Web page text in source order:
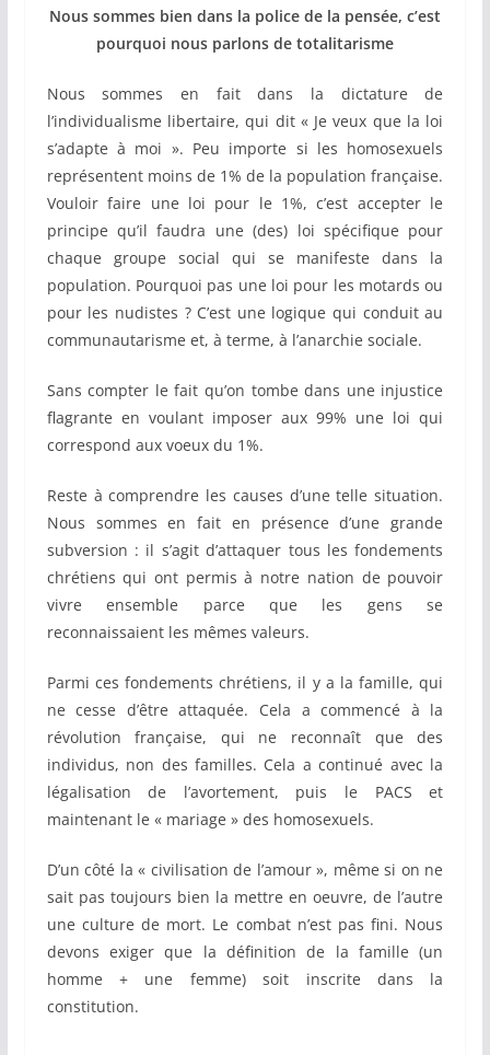
Nous sommes bien dans la police de la pensée, c’est
pourquoi nous parlons de totalitarisme
Nous sommes en fait dans la dictature de
l’individualisme libertaire, qui dit « Je veux que la loi
s’adapte à moi ». Peu importe si les homosexuels
représentent moins de 1% de la population française.
Vouloir faire une loi pour le 1%, c’est accepter le
principe qu’il faudra une (des) loi spécifique pour
chaque groupe social qui se manifeste dans la
population. Pourquoi pas une loi pour les motards ou
pour les nudistes ? C’est une logique qui conduit au
communautarisme et, à terme, à l’anarchie sociale.
Sans compter le fait qu’on tombe dans une injustice
flagrante en voulant imposer aux 99% une loi qui
correspond aux voeux du 1%.
Reste à comprendre les causes d’une telle situation.
Nous sommes en fait en présence d’une grande
subversion : il s’agit d’attaquer tous les fondements
chrétiens qui ont permis à notre nation de pouvoir
vivre ensemble parce que les gens se
reconnaissaient les mêmes valeurs.
Parmi ces fondements chrétiens, il y a la famille, qui
ne cesse d’être attaquée. Cela a commencé à la
révolution française, qui ne reconnaît que des
individus, non des familles. Cela a continué avec la
légalisation de l’avortement, puis le PACS et
maintenant le « mariage » des homosexuels.
D’un côté la « civilisation de l’amour », même si on ne
sait pas toujours bien la mettre en oeuvre, de l’autre
une culture de mort. Le combat n’est pas fini. Nous
devons exiger que la définition de la famille (un
homme + une femme) soit inscrite dans la
constitution.